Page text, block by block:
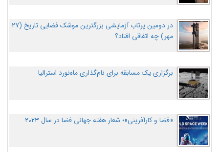
در دومین پرتاب آزمایشی بزرگترین موشک فضایی تاریخ (27
مهر‌) چه اتفاقی افتاد؟
برگزاری یک مسابقه برای نام‌گذاری ماه‌نورد استرالیا
«فضا و کارآفرینی»؛ شعار هفته جهانی فضا در سال ۲۰۲۳